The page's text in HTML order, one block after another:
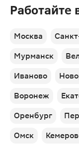
Работайте
Москва
Мурманск
Иваново
Воронеж
Оренбург
Омск